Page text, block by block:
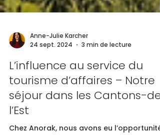
Anne-Julie Karcher
24 sept. 2024
3 min de lecture
L’influence au service du
tourisme d’affaires – Notre
séjour dans les Cantons-de-